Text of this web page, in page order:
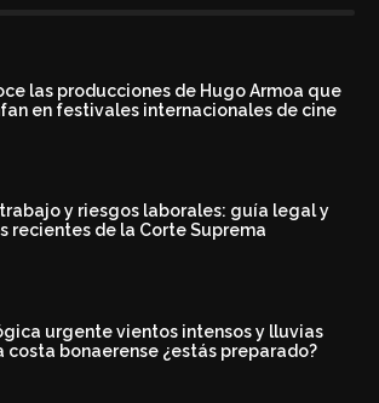
las producciones de Hugo Armoa que
en festivales internacionales de cine
y riesgos laborales: guía legal y
recientes de la Corte Suprema
urgente vientos intensos y lluvias
costa bonaerense ¿estás preparado?